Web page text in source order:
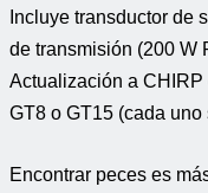
Incluye transductor de
de transmisión (200 W
Actualización a
GT8 o GT15 (cada
Encontrar peces es